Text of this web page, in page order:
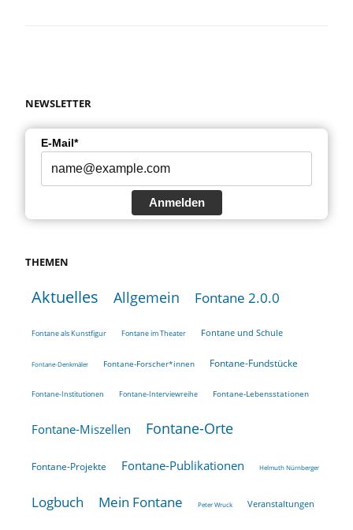
NEWSLETTER
E-Mail*
Anmelden
THEMEN
Aktuelles Allgemein Fontane 2.0.0
Fontane als Kunstfigur Fontane im Theater Fontane und Schule
Fontane-Denkmäler Fontane-Forscher*innen Fontane-Fundstücke
Fontane-Institutionen Fontane-Interviewreihe Fontane-Lebensstationen
Fontane-Miszellen Fontane-Orte
Fontane-Projekte Fontane-Publikationen Helmuth Nürnberger
Logbuch Mein Fontane Peter Wruck Veranstaltungen